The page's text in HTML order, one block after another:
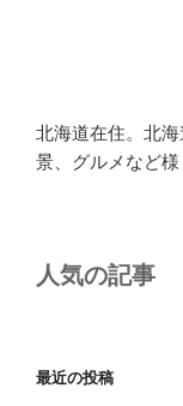
北海道在住。北
景、グルメなど様
人気の記事
最近の投稿